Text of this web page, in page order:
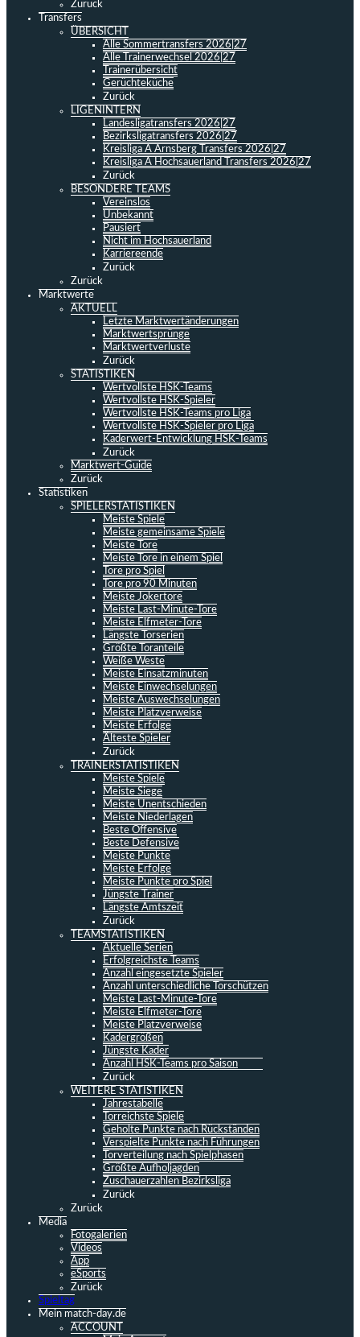
Zurück
Transfers
ÜBERSICHT
Alle Sommertransfers 2026|27
Alle Trainerwechsel 2026|27
Trainerübersicht
Gerüchteküche
Zurück
LIGENINTERN
Landesligatransfers 2026|27
Bezirksligatransfers 2026|27
Kreisliga A Arnsberg Transfers 2026|27
Kreisliga A Hochsauerland Transfers 2026|27
Zurück
BESONDERE TEAMS
Vereinslos
Unbekannt
Pausiert
Nicht im Hochsauerland
Karriereende
Zurück
Zurück
Marktwerte
AKTUELL
Letzte Marktwertänderungen
Marktwertsprünge
Marktwertverluste
Zurück
STATISTIKEN
Wertvollste HSK-Teams
Wertvollste HSK-Spieler
Wertvollste HSK-Teams pro Liga
Wertvollste HSK-Spieler pro Liga
Kaderwert-Entwicklung HSK-Teams
Zurück
Marktwert-Guide
Zurück
Statistiken
SPIELERSTATISTIKEN
Meiste Spiele
Meiste gemeinsame Spiele
Meiste Tore
Meiste Tore in einem Spiel
Tore pro Spiel
Tore pro 90 Minuten
Meiste Jokertore
Meiste Last-Minute-Tore
Meiste Elfmeter-Tore
Längste Torserien
Größte Toranteile
Weiße Weste
Meiste Einsatzminuten
Meiste Einwechselungen
Meiste Auswechselungen
Meiste Platzverweise
Meiste Erfolge
Älteste Spieler
Zurück
TRAINERSTATISTIKEN
Meiste Spiele
Meiste Siege
Meiste Unentschieden
Meiste Niederlagen
Beste Offensive
Beste Defensive
Meiste Punkte
Meiste Erfolge
Meiste Punkte pro Spiel
Jüngste Trainer
Längste Amtszeit
Zurück
TEAMSTATISTIKEN
Aktuelle Serien
Erfolgreichste Teams
Anzahl eingesetzte Spieler
Anzahl unterschiedliche Torschützen
Meiste Last-Minute-Tore
Meiste Elfmeter-Tore
Meiste Platzverweise
Kadergrößen
Jüngste Kader
Anzahl HSK-Teams pro Saison
Zurück
WEITERE STATISTIKEN
Jahrestabelle
Torreichste Spiele
Geholte Punkte nach Rückständen
Verspielte Punkte nach Führungen
Torverteilung nach Spielphasen
Größte Aufholjagden
Zuschauerzahlen Bezirksliga
Zurück
Zurück
Media
Fotogalerien
Videos
App
eSports
Zurück
Spieltag
Mein match-day.de
ACCOUNT